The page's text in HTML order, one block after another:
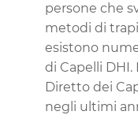
persone che
metodi di
esistono
di Capelli
Diretto dei
negli ultimi